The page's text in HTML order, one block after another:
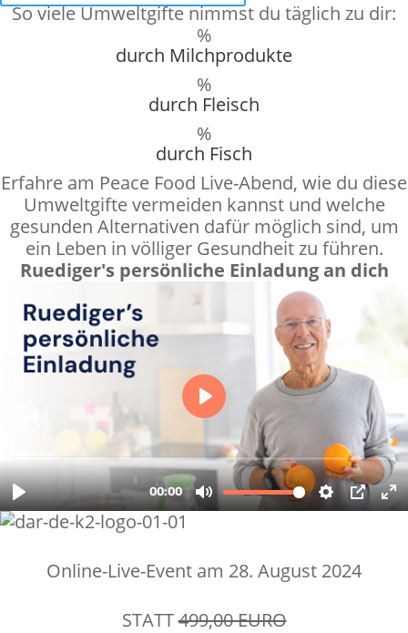
So viele Umweltgifte nimmst du täglich zu dir:
%
durch Milchprodukte
%
durch Fleisch
%
durch Fisch
Erfahre am Peace Food Live-Abend, wie du diese
Umweltgifte vermeiden kannst und welche
gesunden Alternativen dafür möglich sind, um
ein Leben in völliger Gesundheit zu führen.
Ruediger's persönliche Einladung an dich
Online-Live-Event am 28. August 2024
STATT499,00 EURO